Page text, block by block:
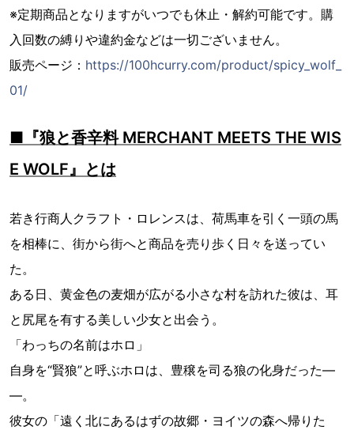
※定期商品となりますがいつでも休止・解約可能です。購
入回数の縛りや違約金などは一切ございません。
販売ページ： https://100hcurry.com/product/spicy_wolf_
01/
■『狼と香辛料 MERCHANT MEETS THE WIS
E WOLF』とは
若き行商人クラフト・ロレンスは、荷馬車を引く一頭の馬
を相棒に、街から街へと商品を売り歩く日々を送ってい
た。
ある日、黄金色の麦畑が広がる小さな村を訪れた彼は、耳
と尻尾を有する美しい少女と出会う。
「わっちの名前はホロ」
自身を“賢狼”と呼ぶホロは、豊穣を司る狼の化身だった―
―。
彼女の「遠く北にあるはずの故郷・ヨイツの森へ帰りた